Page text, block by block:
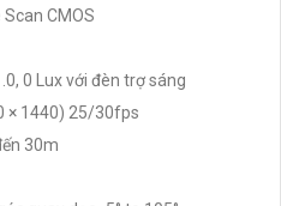
CMOS
0 Lux với đèn trợ sáng
× 1440) 25/30fps
30m